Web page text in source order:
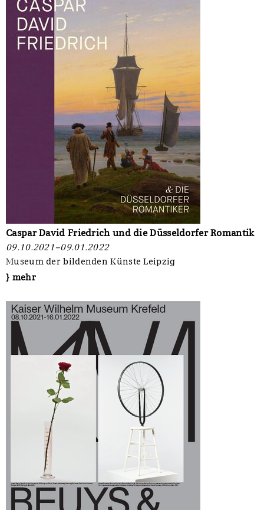
Caspar David Friedrich und die Düsseldorfer Romantik
09.10.2021–09.01.2022
Museum der bildenden Künste Leipzig
} mehr